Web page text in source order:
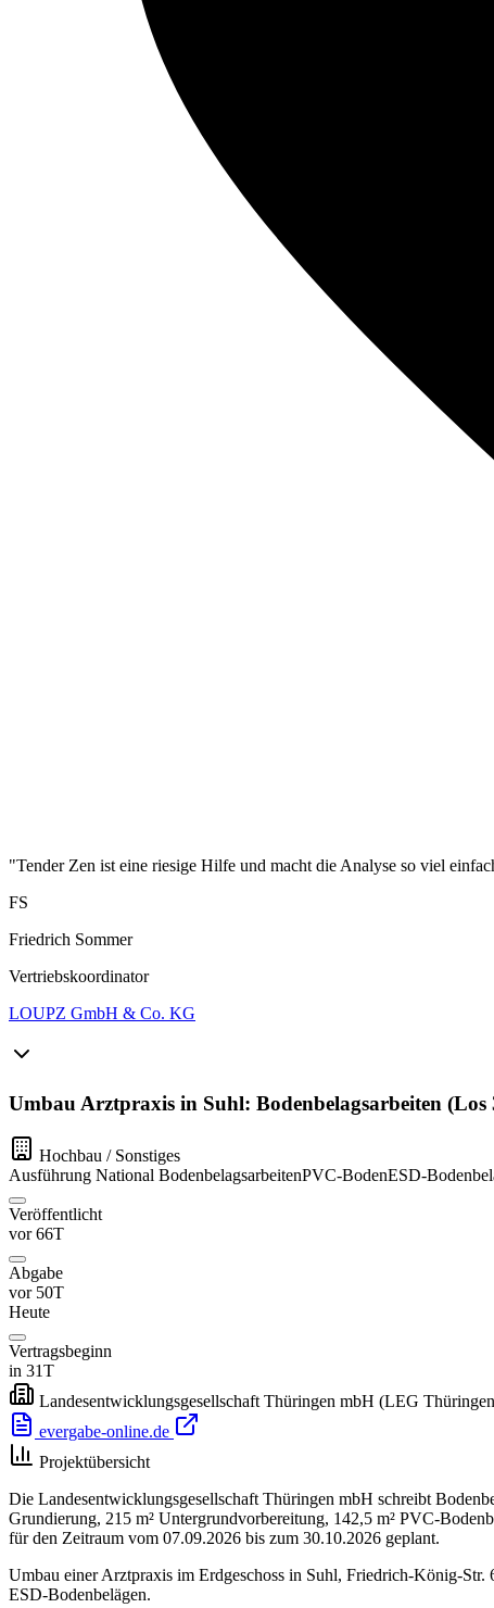
"Tender Zen ist eine riesige Hilfe und macht die Analyse so viel
FS
Friedrich Sommer
Vertriebskoordinator
LOUPZ GmbH & Co. KG
Umbau Arztpraxis in Suhl: Bodenbelagsarbeiten
Hochbau / Sonstiges
Ausführung National BodenbelagsarbeitenPVC-BodenESD-
Veröffentlicht
vor 66T
Abgabe
vor 50T
Heute
Vertragsbeginn
in 31T
Landesentwicklungsgesellschaft Thüringen mbH (LEG
evergabe-online.de
Projektübersicht
Die Landesentwicklungsgesellschaft Thüringen mbH schreibt
Grundierung, 215 m² Untergrundvorbereitung, 142,5 m² PVC-
für den Zeitraum vom 07.09.2026 bis zum 30.10.2026 geplant.
Umbau einer Arztpraxis im Erdgeschoss in Suhl, Friedrich-König-
ESD-Bodenbelägen.